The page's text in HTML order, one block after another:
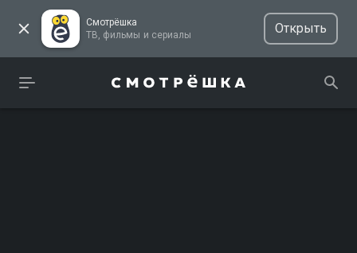
Смотрёшка
ТВ, фильмы и сериалы
Открыть